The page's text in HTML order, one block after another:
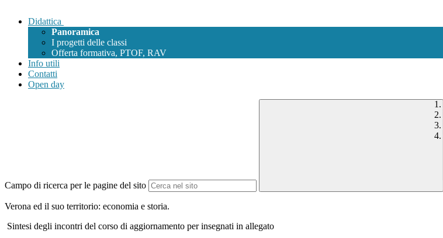
Didattica
Panoramica
I progetti delle classi
Offerta formativa, PTOF, RAV
Info utili
Contatti
Open day
Campo di ricerca per le pagine del sito
Verona ed il suo territorio: economia e storia.
Sintesi degli incontri del corso di aggiornamento per insegnati in allegato